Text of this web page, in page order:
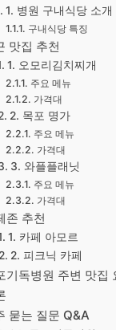
1. 병원 구내식당 소개
구내식당 특징
맛집 추천
1. 오모리김치찌개
주요 메뉴
가격대
2. 목포 명가
주요 메뉴
가격대
3. 와플플래닛
주요 메뉴
가격대
존 추천
1. 카페 아모르
2. 피크닉 카페
기독병원 주변 맛집
묻는 질문 Q&A